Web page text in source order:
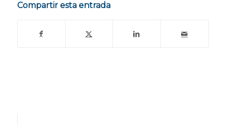
Compartir esta entrada